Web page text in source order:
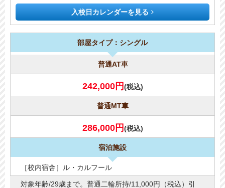
入校日カレンダーを見る
部屋タイプ：シングル
普通AT車
242,000円(税込)
普通MT車
286,000円(税込)
宿泊施設
［校内宿舎］ル・カルフール
対象年齢/29歳まで。普通二輪所持/11,000円（税込）引